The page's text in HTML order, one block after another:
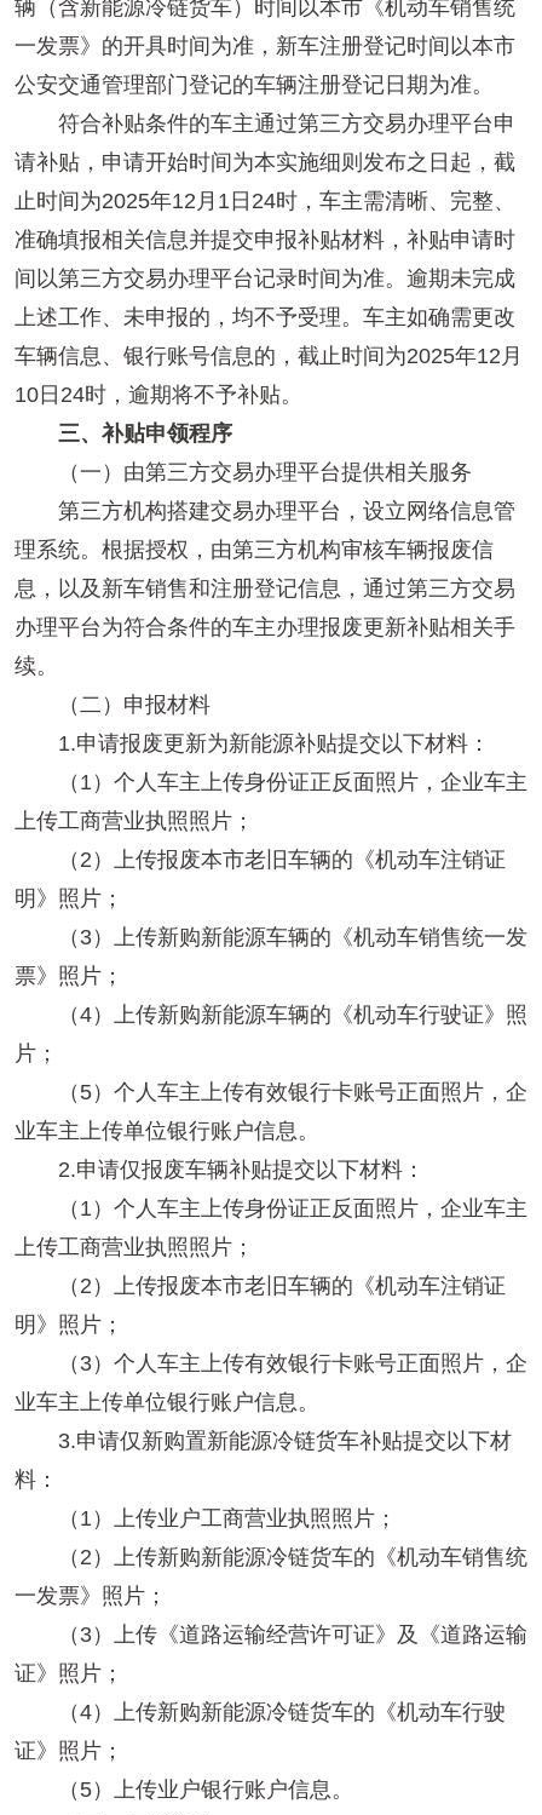
辆（含新能源冷链货车）时间以本市《机动车销售统
一发票》的开具时间为准，新车注册登记时间以本市
公安交通管理部门登记的车辆注册登记日期为准。
符合补贴条件的车主通过第三方交易办理平台申
请补贴，申请开始时间为本实施细则发布之日起，截
止时间为2025年12月1日24时，车主需清晰、完整、
准确填报相关信息并提交申报补贴材料，补贴申请时
间以第三方交易办理平台记录时间为准。逾期未完成
上述工作、未申报的，均不予受理。车主如确需更改
车辆信息、银行账号信息的，截止时间为2025年12月
10日24时，逾期将不予补贴。
三、补贴申领程序
（一）由第三方交易办理平台提供相关服务
第三方机构搭建交易办理平台，设立网络信息管
理系统。根据授权，由第三方机构审核车辆报废信
息，以及新车销售和注册登记信息，通过第三方交易
办理平台为符合条件的车主办理报废更新补贴相关手
续。
（二）申报材料
1.申请报废更新为新能源补贴提交以下材料：
（1）个人车主上传身份证正反面照片，企业车主
上传工商营业执照照片；
（2）上传报废本市老旧车辆的《机动车注销证
明》照片；
（3）上传新购新能源车辆的《机动车销售统一发
票》照片；
（4）上传新购新能源车辆的《机动车行驶证》照
片；
（5）个人车主上传有效银行卡账号正面照片，企
业车主上传单位银行账户信息。
2.申请仅报废车辆补贴提交以下材料：
（1）个人车主上传身份证正反面照片，企业车主
上传工商营业执照照片；
（2）上传报废本市老旧车辆的《机动车注销证
明》照片；
（3）个人车主上传有效银行卡账号正面照片，企
业车主上传单位银行账户信息。
3.申请仅新购置新能源冷链货车补贴提交以下材
料：
（1）上传业户工商营业执照照片；
（2）上传新购新能源冷链货车的《机动车销售统
一发票》照片；
（3）上传《道路运输经营许可证》及《道路运输
证》照片；
（4）上传新购新能源冷链货车的《机动车行驶
证》照片；
（5）上传业户银行账户信息。